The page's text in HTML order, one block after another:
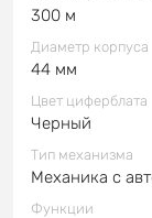
300 м
Диаметр корпуса
44 мм
Цвет циферблата
Черный
Тип механизма
Механика с
Функции